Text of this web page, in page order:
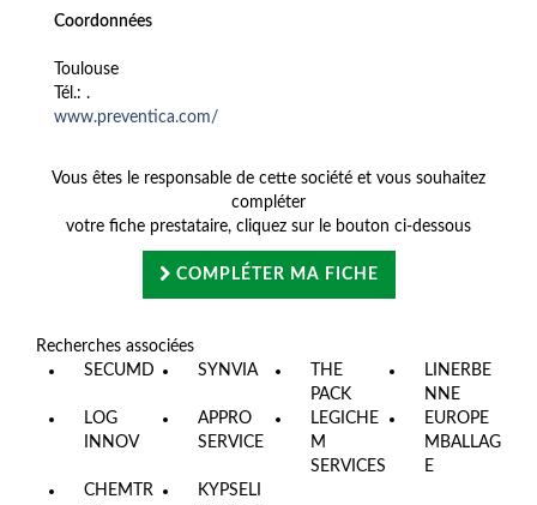
Coordonnées
Toulouse
Tél.: .
www.preventica.com/
Vous êtes le responsable de cette société et vous souhaitez
compléter
votre fiche prestataire, cliquez sur le bouton ci-dessous
COMPLÉTER MA FICHE
Recherches associées
SECUMD
SYNVIA
THE
PACK
LINERBE
NNE
LOG
INNOV
APPRO
SERVICE
LEGICHE
M
SERVICES
EUROPE
MBALLAG
E
CHEMTR
KYPSELI